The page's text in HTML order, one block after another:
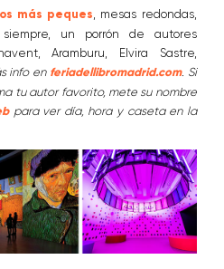
más peques, mesas redondas,
un porrón de autores
Aramburu, Elvira Sastre,
info en feriadellibromadrid.com. Si
tu autor favorito, mete su nombre
para ver día, hora y caseta en la